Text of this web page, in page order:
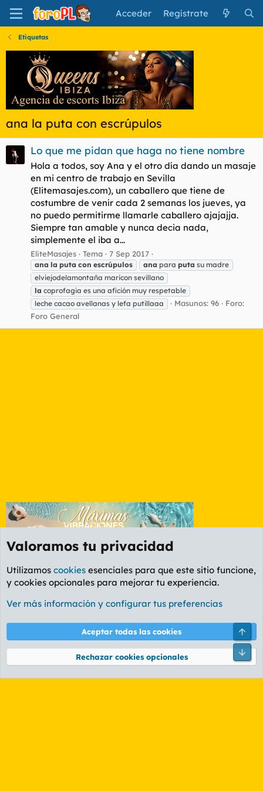
Acceder Regístrate
Etiquetas
ana la puta con escrúpulos
Lo que me pidan que haga no tiene nombre
Hola a todos, soy Ana y el otro día dando un masaje
en mi centro de trabajo en Sevilla
(Elitemasajes.com), un caballero que tiene de
costumbre de venir cada 2 semanas los jueves, ya
no puedo permitirme llamarle caballero ajajajja.
Siempre tan amable y nunca decia nada,
simplemente el iba a...
EliteMasajes Tema 7 Sep 2017
ana la puta con escrúpulos ana para puta su madre
elviejodelamontaña maricon sevillano
la coprofagia es una afición muy respetable
leche cacao avellanas y lefa putillaaa
Masunos: 96
Foro:
Foro General
Etiquetas
Cookies
PL OLDSTYLE AMARILLO
Términos y reglas Política de privacidad Ayuda
Community platform by XenForo® © 2010-2026 XenForo Ltd.
Valoramos tu privacidad
Utilizamos cookies esenciales para que este sitio funcione,
y cookies opcionales para mejorar tu experiencia.
Ver más información y configurar tus preferencias
Aceptar todas las cookies
Rechazar cookies opcionales
Pie